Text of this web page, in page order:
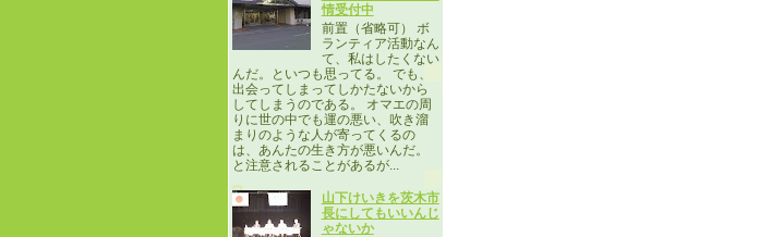
情受付中
前置（省略可） ボ
ランティア活動なん
て、私はしたくない
んだ。といつも思ってる。 でも、
出会ってしまってしかたないから
してしまうのである。 オマエの周
りに世の中でも運の悪い、吹き溜
まりのような人が寄ってくるの
は、あんたの生き方が悪いんだ。
と注意されることがあるが...
山下けいきを茨木市
長にしてもいいんじ
ゃないか